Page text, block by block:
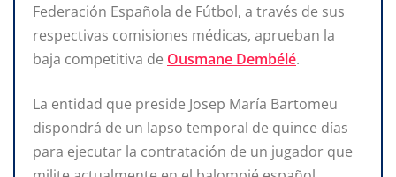
Federación Española de Fútbol, a través de sus
respectivas comisiones médicas, aprueban la
baja competitiva de Ousmane Dembélé.
La entidad que preside Josep María Bartomeu
dispondrá de un lapso temporal de quince días
para ejecutar la contratación de un jugador que